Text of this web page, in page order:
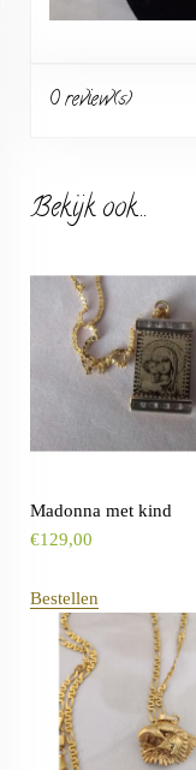
0 review(s)
Bekijk ook...
Madonna met kind
€129,00
Bestellen